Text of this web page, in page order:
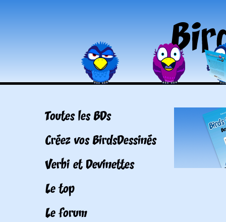
Toutes les BDs
Créez vos BirdsDessinés
Verbi et Devinettes
Le top
Le forum